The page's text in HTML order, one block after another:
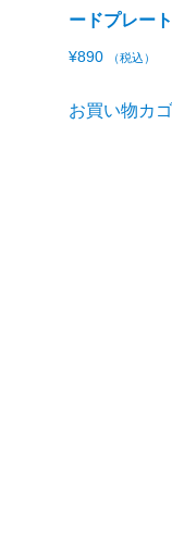
ードプレート
¥890 （税込）
お買い物カ